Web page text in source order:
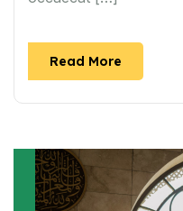
Read More